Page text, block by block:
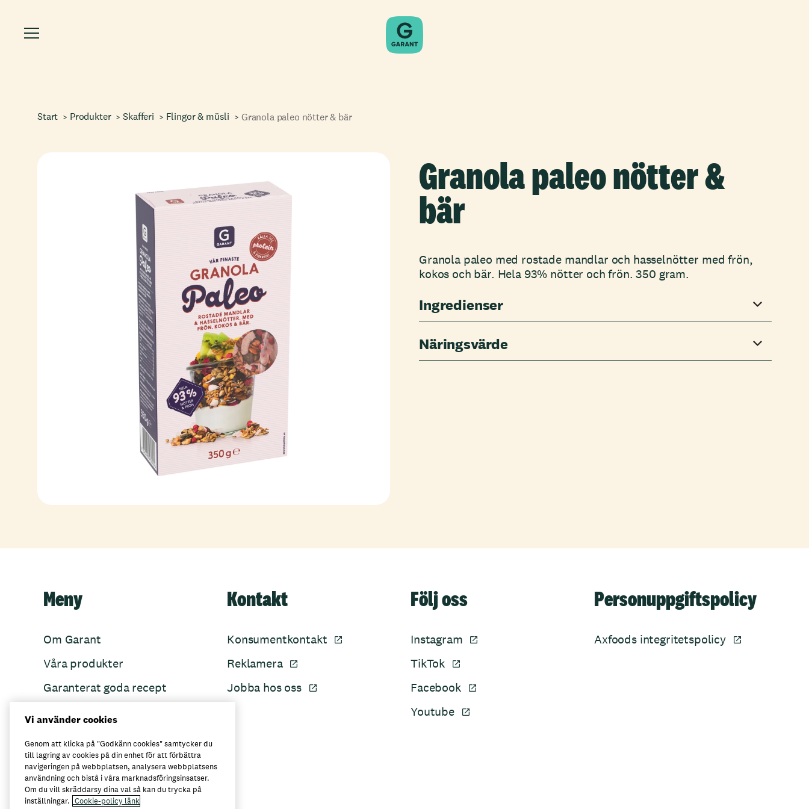
Start Produkter Skafferi Flingor & müsli Granola paleo nötter & bär
Granola paleo nötter &
bär
Granola paleo med rostade mandlar och hasselnötter med frön,
kokos och bär. Hela 93% nötter och frön. 350 gram.
Ingredienser
Näringsvärde
Meny
Om Garant
Våra produkter
Garanterat goda recept
Kontakt
Konsumentkontakt
Reklamera
Jobba hos oss
Följ oss
Instagram
TikTok
Facebook
Youtube
Personuppgiftspolicy
Axfoods integritetspolicy
Här kan du köpa Garant
Vi använder cookies
Genom att klicka på "Godkänn cookies" samtycker du
till lagring av cookies på din enhet för att förbättra
navigeringen på webbplatsen, analysera webbplatsens
användning och bistå i våra marknadsföringsinsatser.
Om du vill skräddarsy dina val så kan du trycka på
inställningar. Cookie-policy länk